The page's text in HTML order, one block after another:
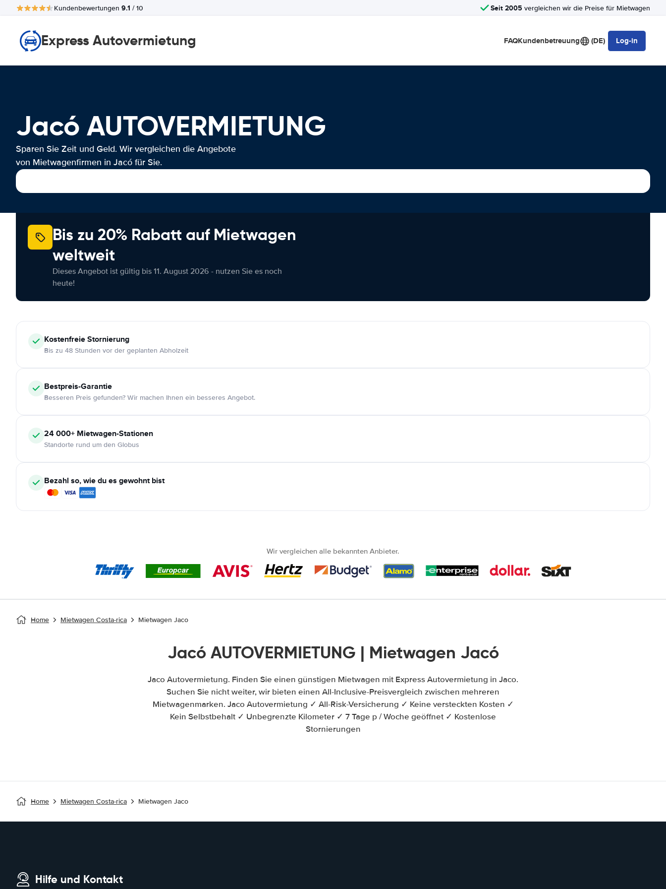
Kundenbewertungen 9.1 / 10 Seit 2005 vergleichen wir die Preise für Mietwagen
Express Autovermietung FAQKundenbetreuung (DE) Log-in
Jacó AUTOVERMIETUNG
Sparen Sie Zeit und Geld. Wir vergleichen die Angebote
von Mietwagenfirmen in Jacó für Sie.
Bis zu 20% Rabatt auf Mietwagen
weltweit
Dieses Angebot ist gültig bis 11. August 2026 - nutzen Sie es noch
heute!
KostenfreieStornierung
Bis zu 48 Stunden vor der geplanten Abholzeit
Bestpreis-Garantie
Besseren Preis gefunden? Wir machen Ihnen ein besseres Angebot.
24 000+ Mietwagen-Stationen
Standorte rund um den Globus
Bezahl so, wie du es gewohnt bist
Wir vergleichen alle bekannten Anbieter.
Home Mietwagen Costa-rica Mietwagen Jaco
Jacó AUTOVERMIETUNG | Mietwagen Jacó
Jaco Autovermietung. Finden Sie einen günstigen Mietwagen mit Express Autovermietung in Jaco.
Suchen Sie nicht weiter, wir bieten einen All-Inclusive-Preisvergleich zwischen mehreren
Mietwagenmarken. Jaco Autovermietung ✓ All-Risk-Versicherung ✓ Keine versteckten Kosten ✓
Kein Selbstbehalt ✓ Unbegrenzte Kilometer ✓ 7 Tage p / Woche geöffnet ✓ Kostenlose
Stornierungen
Home Mietwagen Costa-rica Mietwagen Jaco
Hilfe und Kontakt